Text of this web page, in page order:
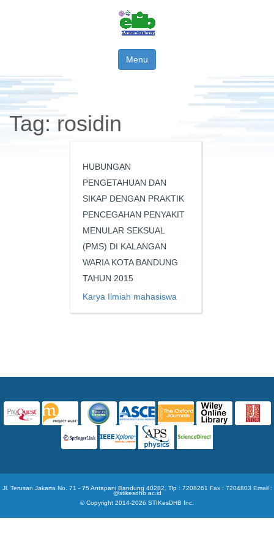
Menu
Tag:rosidin
HUBUNGAN
PENGETAHUAN DAN
SIKAP DENGAN PRAKTIK
PENCEGAHAN PENYAKIT
MENULAR SEKSUAL
(PMS) DI KALANGAN
WARIA KOTA BANDUNG
TAHUN 2015
Karya Ilmiah mahasiswa
Jl. Terusan Jakarta No. 71 - 75 Antapani Bandung 40282, Tlp : 7208261 Fax : 7204803 Email :
@stikesdhb.ac.id
© Copyright 2014-2026 STIKesDHB Inc.